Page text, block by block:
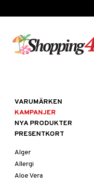
VARUMÄRKEN
KAMPANJER
NYA PRODUKTER
PRESENTKORT
Alger
Allergi
Aloe Vera